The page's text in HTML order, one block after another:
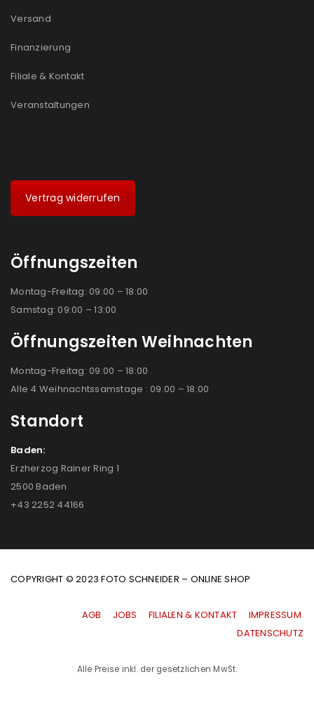
Versand
Finanzierung
Filiale & Kontakt
Veranstaltungen
Vertrag widerrufen
Öffnungszeiten
Montag-Freitag: 09:00 – 18:00
Samstag: 09:00 – 13:00
Öffnungszeiten Weihnachten
Montag-Freitag: 09:00 – 18:00
Alle 4 Weihnachtssamstage : 09:00 – 18:00
Standort
Baden:
Erzherzog Rainer Ring 1
2500 Baden
+43 2252 44166
COPYRIGHT © 2023 FOTO SCHNEIDER – ONLINE SHOP
AGB JOBS FILIALEN & KONTAKT
IMPRESSUM
|DATENSCHUTZ
Alle Preise inkl. der gesetzlichen MwSt.